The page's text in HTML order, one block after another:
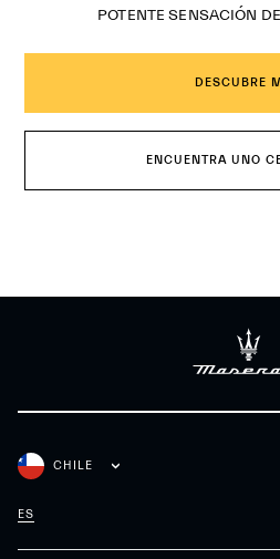
POTENTE SENSACIÓN
DESCUBRE
ENCUENTRA UNO
CHILE
ES